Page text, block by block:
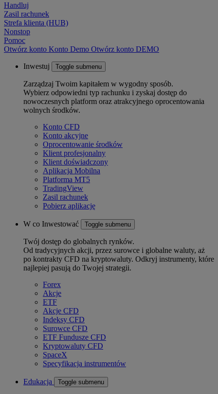
Handluj
Zasil rachunek
Strefa klienta (HUB)
Nonstop
Pomoc
Otwórz konto Konto Demo Otwórz konto DEMO
Inwestuj Toggle submenu
Zarządzaj Twoim kapitałem w wygodny sposób.
Wybierz odpowiedni typ rachunku i zyskaj dostęp do
nowoczesnych platform oraz atrakcyjnego oprocentowania
wolnych środków.
Konto CFD
Konto akcyjne
Oprocentowanie środków
Klient profesjonalny
Klient doświadczony
Aplikacja Mobilna
Platforma MT5
TradingView
Zasil rachunek
Pobierz aplikację
W co Inwestować Toggle submenu
Twój dostęp do globalnych rynków.
Od tradycyjnych akcji, przez surowce i globalne waluty, aż
po kontrakty CFD na kryptowaluty. Odkryj instrumenty, które
najlepiej pasują do Twojej strategii.
Forex
Akcje
ETF
Akcje CFD
Indeksy CFD
Surowce CFD
ETF Fundusze CFD
Kryptowaluty CFD
SpaceX
Specyfikacja instrumentów
Edukacja Toggle submenu